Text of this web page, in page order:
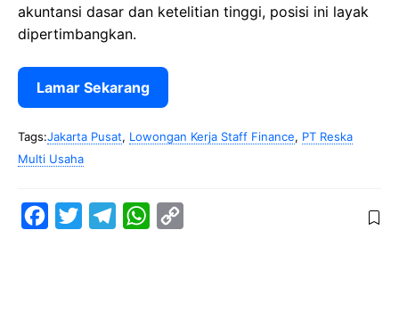
akuntansi dasar dan ketelitian tinggi, posisi ini layak
dipertimbangkan.
Lamar Sekarang
Tags:Jakarta Pusat, Lowongan Kerja Staff Finance, PT Reska
Multi Usaha
W